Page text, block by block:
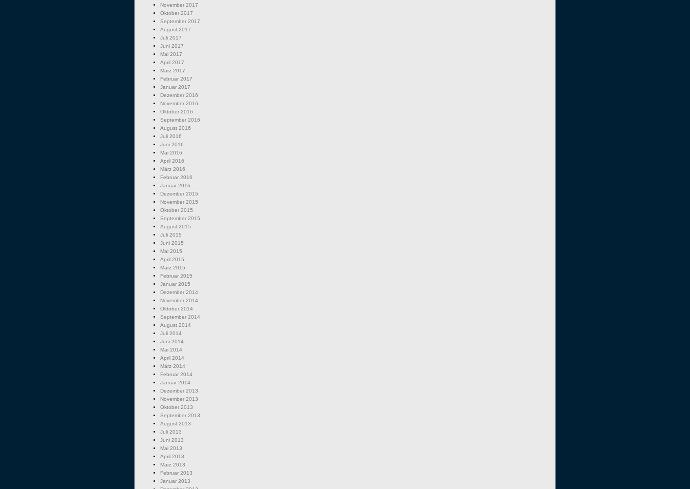
November 2017
Oktober 2017
September 2017
August 2017
Juli 2017
Juni 2017
Mai 2017
April 2017
März 2017
Februar 2017
Januar 2017
Dezember 2016
November 2016
Oktober 2016
September 2016
August 2016
Juli 2016
Juni 2016
Mai 2016
April 2016
März 2016
Februar 2016
Januar 2016
Dezember 2015
November 2015
Oktober 2015
September 2015
August 2015
Juli 2015
Juni 2015
Mai 2015
April 2015
März 2015
Februar 2015
Januar 2015
Dezember 2014
November 2014
Oktober 2014
September 2014
August 2014
Juli 2014
Juni 2014
Mai 2014
April 2014
März 2014
Februar 2014
Januar 2014
Dezember 2013
November 2013
Oktober 2013
September 2013
August 2013
Juli 2013
Juni 2013
Mai 2013
April 2013
März 2013
Februar 2013
Januar 2013